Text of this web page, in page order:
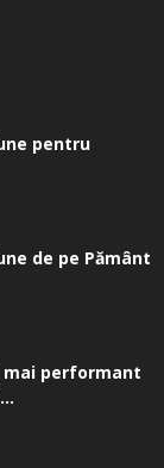
pentru
de pe Pământ
mai performant